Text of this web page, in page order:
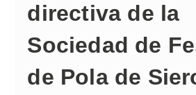
directiva de la
Sociedad de
de Pola de